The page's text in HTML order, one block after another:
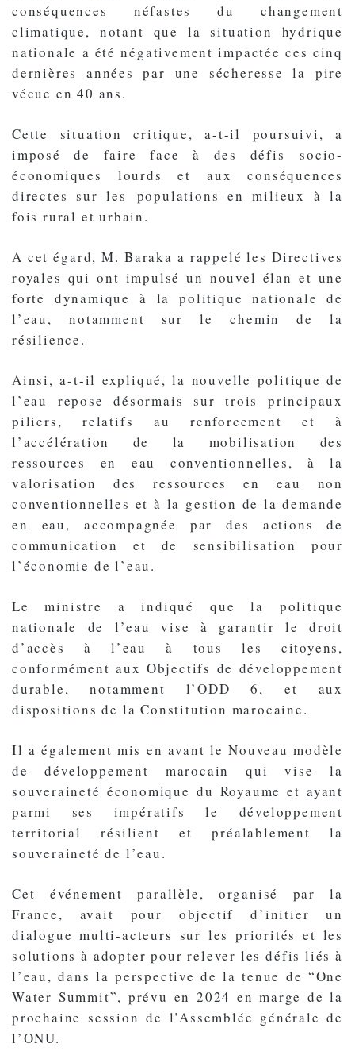
conséquences néfastes du changement
climatique, notant que la situation hydrique
nationale a été négativement impactée ces cinq
dernières années par une sécheresse la pire
vécue en 40 ans.
Cette situation critique, a-t-il poursuivi, a
imposé de faire face à des défis socio-
économiques lourds et aux conséquences
directes sur les populations en milieux à la
fois rural et urbain.
A cet égard, M. Baraka a rappelé les Directives
royales qui ont impulsé un nouvel élan et une
forte dynamique à la politique nationale de
l’eau, notamment sur le chemin de la
résilience.
Ainsi, a-t-il expliqué, la nouvelle politique de
l’eau repose désormais sur trois principaux
piliers, relatifs au renforcement et à
l’accélération de la mobilisation des
ressources en eau conventionnelles, à la
valorisation des ressources en eau non
conventionnelles et à la gestion de la demande
en eau, accompagnée par des actions de
communication et de sensibilisation pour
l’économie de l’eau.
Le ministre a indiqué que la politique
nationale de l’eau vise à garantir le droit
d’accès à l’eau à tous les citoyens,
conformément aux Objectifs de développement
durable, notamment l’ODD 6, et aux
dispositions de la Constitution marocaine.
Il a également mis en avant le Nouveau modèle
de développement marocain qui vise la
souveraineté économique du Royaume et ayant
parmi ses impératifs le développement
territorial résilient et préalablement la
souveraineté de l’eau.
Cet événement parallèle, organisé par la
France, avait pour objectif d’initier un
dialogue multi-acteurs sur les priorités et les
solutions à adopter pour relever les défis liés à
l’eau, dans la perspective de la tenue de “One
Water Summit”, prévu en 2024 en marge de la
prochaine session de l’Assemblée générale de
l’ONU.